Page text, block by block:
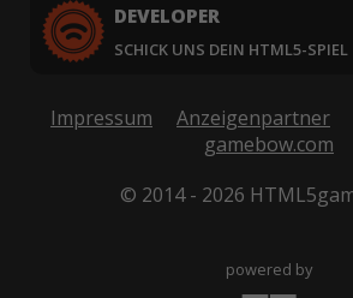
DEVELOPER
SCHICK UNS DEIN HTML5-SPIEL
Impressum Anzeigenpartner
gamebow.com
© 2014 - 2026
powered by